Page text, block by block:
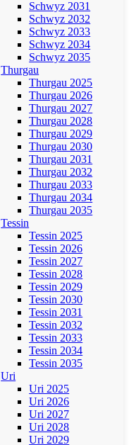
Schwyz 2031
Schwyz 2032
Schwyz 2033
Schwyz 2034
Schwyz 2035
Thurgau
Thurgau 2025
Thurgau 2026
Thurgau 2027
Thurgau 2028
Thurgau 2029
Thurgau 2030
Thurgau 2031
Thurgau 2032
Thurgau 2033
Thurgau 2034
Thurgau 2035
Tessin
Tessin 2025
Tessin 2026
Tessin 2027
Tessin 2028
Tessin 2029
Tessin 2030
Tessin 2031
Tessin 2032
Tessin 2033
Tessin 2034
Tessin 2035
Uri
Uri 2025
Uri 2026
Uri 2027
Uri 2028
Uri 2029